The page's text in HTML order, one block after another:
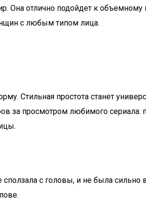
отлично подойдет к объемному
с любым типом лица.
Стильная простота станет
за просмотром любимого сериала:
с головы, и не была сильно